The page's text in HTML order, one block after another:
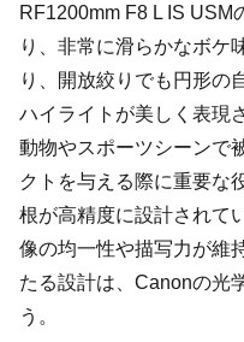
RF1200mm F8 L IS USM
り、非常に滑らかなボケ
り、開放絞りでも円形の
ハイライトが美しく表現
動物やスポーツシーンで
クトを与える際に重要な
根が高精度に設計されて
像の均一性や描写力が維
たる設計は、Canonの光
う。